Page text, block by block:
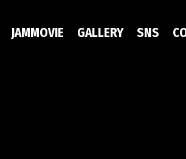
JAMMOVIE GALLERY SNS